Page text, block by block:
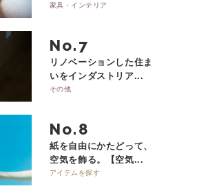
家具・インテリア
No.
リノベーションした住ま
いをインダストリア...
その他
No.
紙を自由にかたどって、
空気を飾る。【空気...
アイテムを探す